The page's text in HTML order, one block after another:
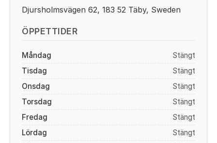
Djursholmsvägen 62, 183 52 Täby, Sweden
ÖPPETTIDER
Måndag
Stängt
Tisdag
Stängt
Onsdag
Stängt
Torsdag
Stängt
Fredag
Stängt
Lördag
Stängt